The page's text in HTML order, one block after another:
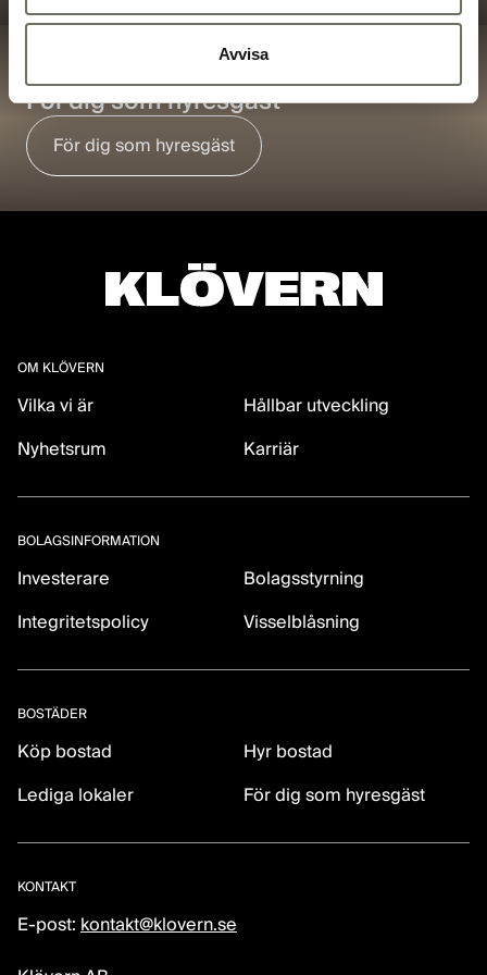
Avvisa
För dig som hyresgäst
För dig som hyresgäst
OM KLÖVERN
Vilka vi är
Hållbar utveckling
Nyhetsrum
Karriär
BOLAGSINFORMATION
Investerare
Bolagsstyrning
Integritetspolicy
Visselblåsning
BOSTÄDER
Köp bostad
Hyr bostad
Lediga lokaler
För dig som hyresgäst
KONTAKT
E-post: kontakt@klovern.se